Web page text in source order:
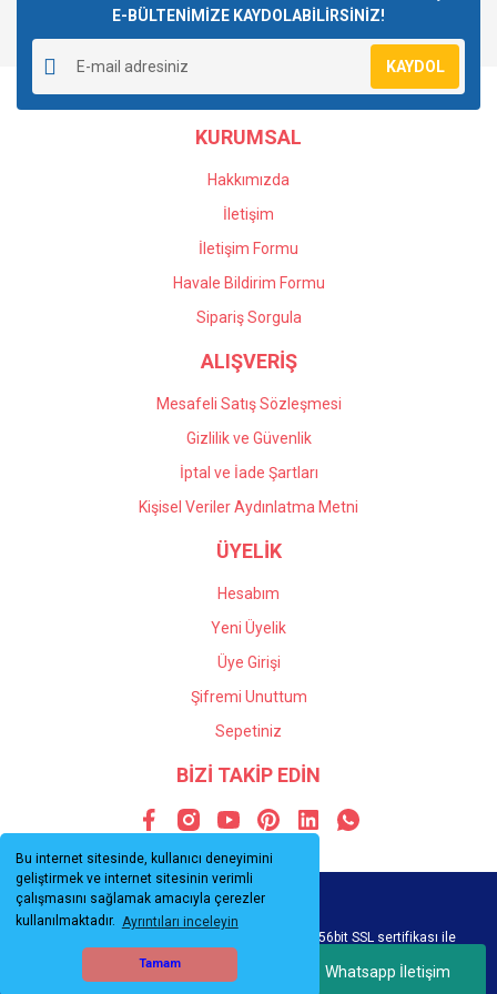
Bu internet sitesinde, kullanıcı deneyimini
geliştirmek ve internet sitesinin verimli
çalışmasını sağlamak amacıyla çerezler
kullanılmaktadır. Ayrıntıları inceleyin
Tamam Whatsapp İletişim
Yorum Yaz
Soru Sor
Ürün resmi kalitesiz, bozuk veya görüntülenemiyor.
Ürün açıklamasında eksik bilgiler bulunuyor.
Ürün bilgilerinde hatalar bulunuyor.
Ürün fiyatı diğer sitelerden daha pahalı.
Gönder
E-BÜLTENİMİZE KAYDOLABİLİRSİNİZ!
KAYDOL
KURUMSAL
Hakkımızda
İletişim
İletişim Formu
Havale Bildirim Formu
Sipariş Sorgula
ALIŞVERİŞ
Mesafeli Satış Sözleşmesi
Gizlilik ve Güvenlik
İptal ve İade Şartları
Kişisel Veriler Aydınlatma Metni
ÜYELİK
Hesabım
Yeni Üyelik
Üye Girişi
Şifremi Unuttum
Sepetiniz
BİZİ TAKİP EDİN
© Tüm hakları saklıdır. Kredi kartı bilgileriniz 256bit SSL sertifikası ile